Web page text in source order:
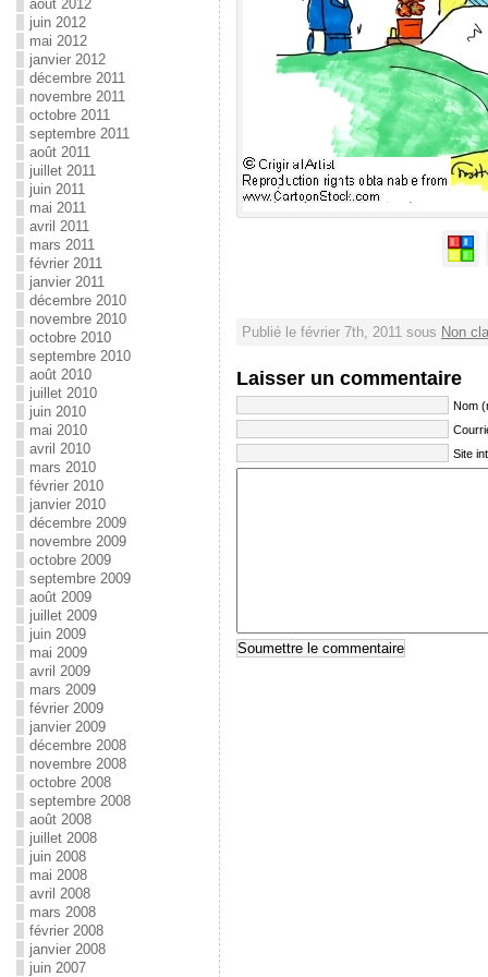
Publié le février 7th, 2011 sous Non
Laisser un commentaire
Nom
Site
août 2012
juin 2012
mai 2012
janvier 2012
décembre 2011
novembre 2011
octobre 2011
septembre 2011
août 2011
juillet 2011
juin 2011
mai 2011
avril 2011
mars 2011
février 2011
janvier 2011
décembre 2010
novembre 2010
octobre 2010
septembre 2010
août 2010
juillet 2010
juin 2010
mai 2010
avril 2010
mars 2010
février 2010
janvier 2010
décembre 2009
novembre 2009
octobre 2009
septembre 2009
août 2009
juillet 2009
juin 2009
mai 2009
avril 2009
mars 2009
février 2009
janvier 2009
décembre 2008
novembre 2008
octobre 2008
septembre 2008
août 2008
juillet 2008
juin 2008
mai 2008
avril 2008
mars 2008
février 2008
janvier 2008
juin 2007